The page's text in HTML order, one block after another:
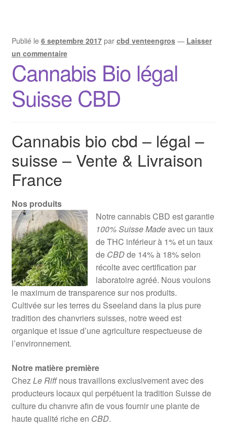
Publié le 6 septembre 2017 par cbd venteengros — Laisser
un commentaire
Cannabis Bio légal
Suisse CBD
Cannabis bio cbd – légal –
suisse – Vente & Livraison
France
Nos produits
Notre cannabis CBD est garantie
100% Suisse Madeavec un taux
de THC inférieur à 1% et un taux
deCBDde 14% à 18% selon
récolte avec certification par
laboratoire agréé. Nous voulons
le maximum de transparence sur nos produits.
Cultivée sur les terres du Sseeland dans la plus pure
tradition des chanvriers suisses, notre weed est
organique et issue d’une agriculture respectueuse de
l’environnement.
Notre matière première
ChezLe Riffnous travaillons exclusivement avec des
producteurs locaux qui perpétuent la tradition Suisse de
culture du chanvre afin de vous fournir une plante de
haute qualité riche en CBD.